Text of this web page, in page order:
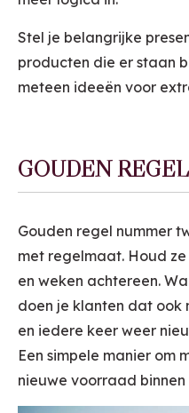
Stel je belangrijke
producten die er staan
meteen ideeën voor
GOUDEN
Gouden regel nummer
met regelmaat. Houd
en weken achtereen.
doen je klanten dat ook
en iedere keer weer
Een simpele manier om
nieuwe voorraad binnen